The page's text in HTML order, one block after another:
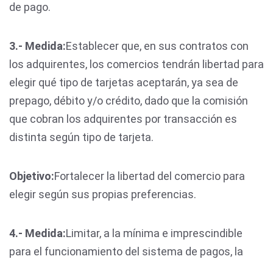
de pago.
3.- Medida:Establecer que, en sus contratos con
los adquirentes, los comercios tendrán libertad para
elegir qué tipo de tarjetas aceptarán, ya sea de
prepago, débito y/o crédito, dado que la comisión
que cobran los adquirentes por transacción es
distinta según tipo de tarjeta.
Objetivo:Fortalecer la libertad del comercio para
elegir según sus propias preferencias.
4.- Medida:Limitar, a la mínima e imprescindible
para el funcionamiento del sistema de pagos, la